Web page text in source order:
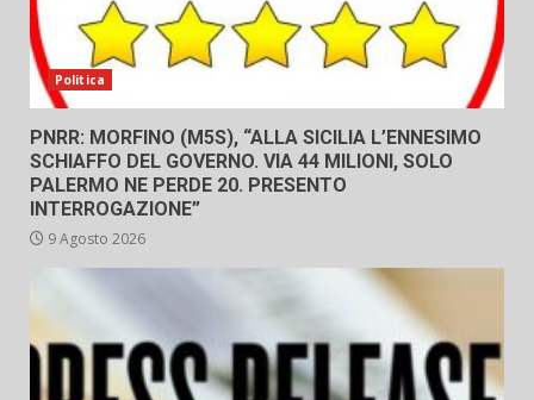
Politica
PNRR: MORFINO (M5S), “ALLA SICILIA L’ENNESIMO
SCHIAFFO DEL GOVERNO. VIA 44 MILIONI, SOLO
PALERMO NE PERDE 20. PRESENTO
INTERROGAZIONE”
9 Agosto 2026